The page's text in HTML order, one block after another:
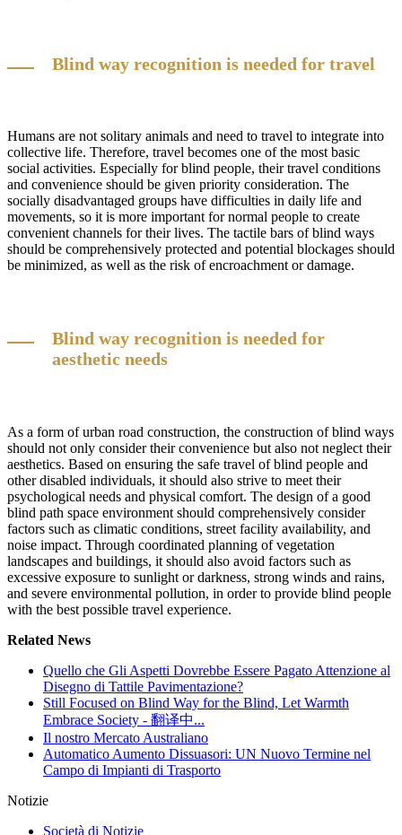
Blind way recognition is needed for travel
Humans are not solitary animals and need to travel to integrate into
collective life. Therefore, travel becomes one of the most basic
social activities. Especially for blind people, their travel conditions
and convenience should be given priority consideration. The
socially disadvantaged groups have difficulties in daily life and
movements, so it is more important for normal people to create
convenient channels for their lives. The tactile bars of blind ways
should be comprehensively protected and potential blockages should
be minimized, as well as the risk of encroachment or damage.
Blind way recognition is needed for
aesthetic needs
As a form of urban road construction, the construction of blind ways
should not only consider their convenience but also not neglect their
aesthetics. Based on ensuring the safe travel of blind people and
other disabled individuals, it should also strive to meet their
psychological needs and physical comfort. The design of a good
blind path space environment should comprehensively consider
factors such as climatic conditions, street facility availability, and
noise impact. Through coordinated planning of vegetation
landscapes and buildings, it should also avoid factors such as
excessive exposure to sunlight or darkness, strong winds and rains,
and severe environmental pollution, in order to provide blind people
with the best possible travel experience.
Related News
Quello che Gli Aspetti Dovrebbe Essere Pagato Attenzione al
Disegno di Tattile Pavimentazione?
Still Focused on Blind Way for the Blind, Let Warmth
Embrace Society - 翻译中...
Il nostro Mercato Australiano
Automatico Aumento Dissuasori: UN Nuovo Termine nel
Campo di Impianti di Trasporto
Notizie
Società di Notizie